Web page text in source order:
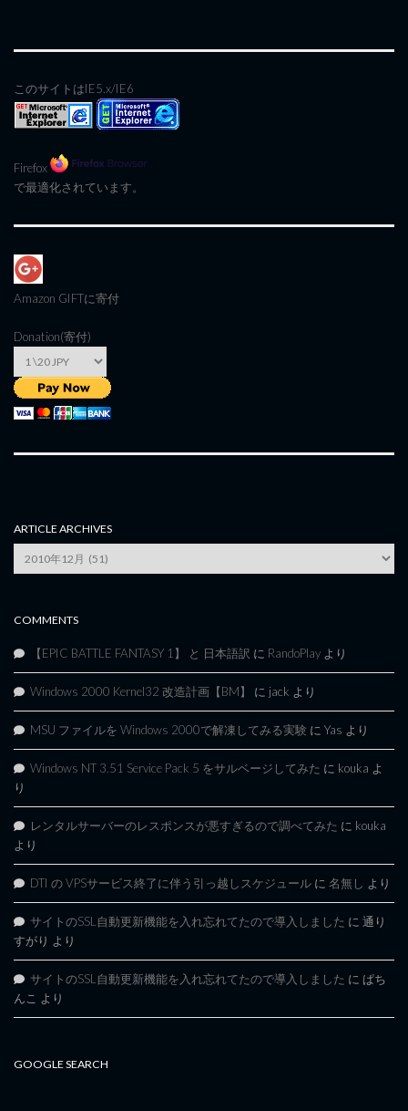
このサイトはIE5.x/IE6
Firefox
で最適化されています。
Amazon GIFTに寄付
Donation(寄付)
ARTICLE ARCHIVES
Archives
COMMENTS
【EPIC BATTLE FANTASY 1】 と 日本語訳 に RandoPlay より
Windows 2000 Kernel32 改造計画【BM】 に jack より
MSU ファイルを Windows 2000で解凍してみる実験 に Yas より
Windows NT 3.51 Service Pack 5 をサルベージしてみた に kouka よ
り
レンタルサーバーのレスポンスが悪すぎるので調べてみた に kouka
より
DTI の VPSサービス終了に伴う引っ越しスケジュール に 名無し より
サイトのSSL自動更新機能を入れ忘れてたので導入しました に 通り
すがり より
サイトのSSL自動更新機能を入れ忘れてたので導入しました に ぱち
んこ より
GOOGLE SEARCH